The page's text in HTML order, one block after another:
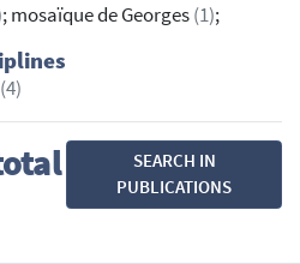
; mosaïque de Georges(1);
(4)
SEARCH IN
PUBLICATIONS